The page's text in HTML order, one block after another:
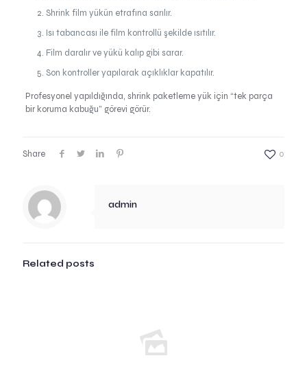
Shrink film yükün etrafına sarılır.
Isı tabancası ile film kontrollü şekilde ısıtılır.
Film daralır ve yükü kalıp gibi sarar.
Son kontroller yapılarak açıklıklar kapatılır.
Profesyonel yapıldığında, shrink paketleme yük için “tek parça
bir koruma kabuğu” görevi görür.
Share 0
admin
Related posts